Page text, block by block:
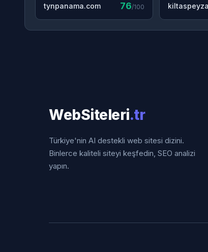
tynpanama.com 76/100
WebSiteleri.tr
Türkiye'nin AI destekli web sitesi dizini.
Binlerce kaliteli siteyi keşfedin, SEO analizi
yapın.